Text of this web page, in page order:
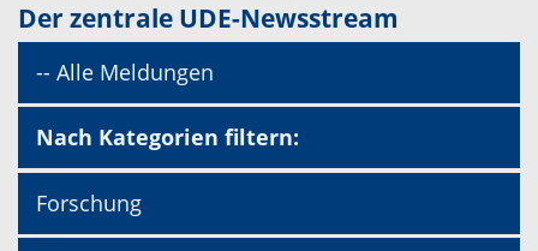
Der zentrale UDE-Newsstream
-- Alle Meldungen
Nach Kategorien filtern:
Forschung